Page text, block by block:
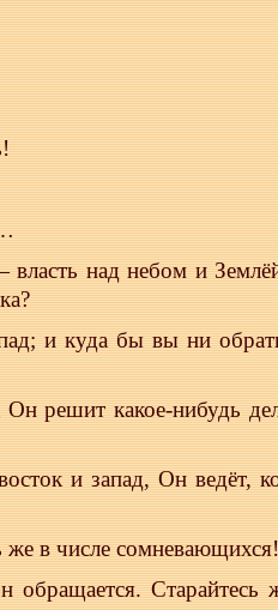
над небом и
и куда бы вы ни
решит какое-нибудь
и запад, Он ведёт,
же в числе сомневающихся!
обращается. Старайтесь